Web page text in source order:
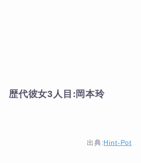
歴代彼女3人目:岡本玲
出典: Hint-Pot